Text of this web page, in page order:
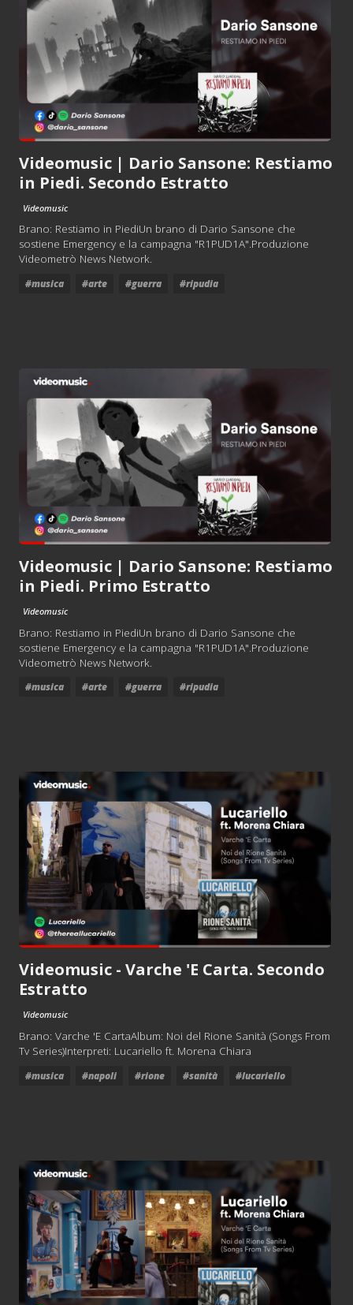
Videomusic | Dario Sansone: Restiamo
in Piedi. Secondo Estratto
Videomusic
Brano: Restiamo in PiediUn brano di Dario Sansone che
sostiene Emergency e la campagna "R1PUD1A".Produzione
Videometrò News Network.
#musica #arte #guerra #ripudia
Videomusic | Dario Sansone: Restiamo
in Piedi. Primo Estratto
Videomusic
Brano: Restiamo in PiediUn brano di Dario Sansone che
sostiene Emergency e la campagna "R1PUD1A".Produzione
Videometrò News Network.
#musica #arte #guerra #ripudia
Videomusic - Varche 'E Carta. Secondo
Estratto
Videomusic
Brano: Varche 'E CartaAlbum: Noi del Rione Sanità (Songs From
Tv Series)Interpreti: Lucariello ft. Morena Chiara
#musica #napoli #rione #sanità #lucariello